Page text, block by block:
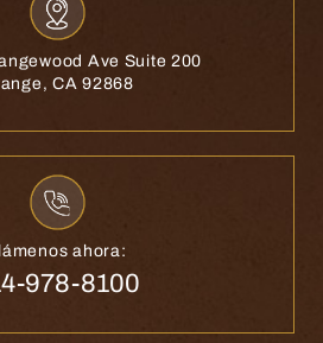
Ave Suite 200
CA 92868
ahora:
978-8100